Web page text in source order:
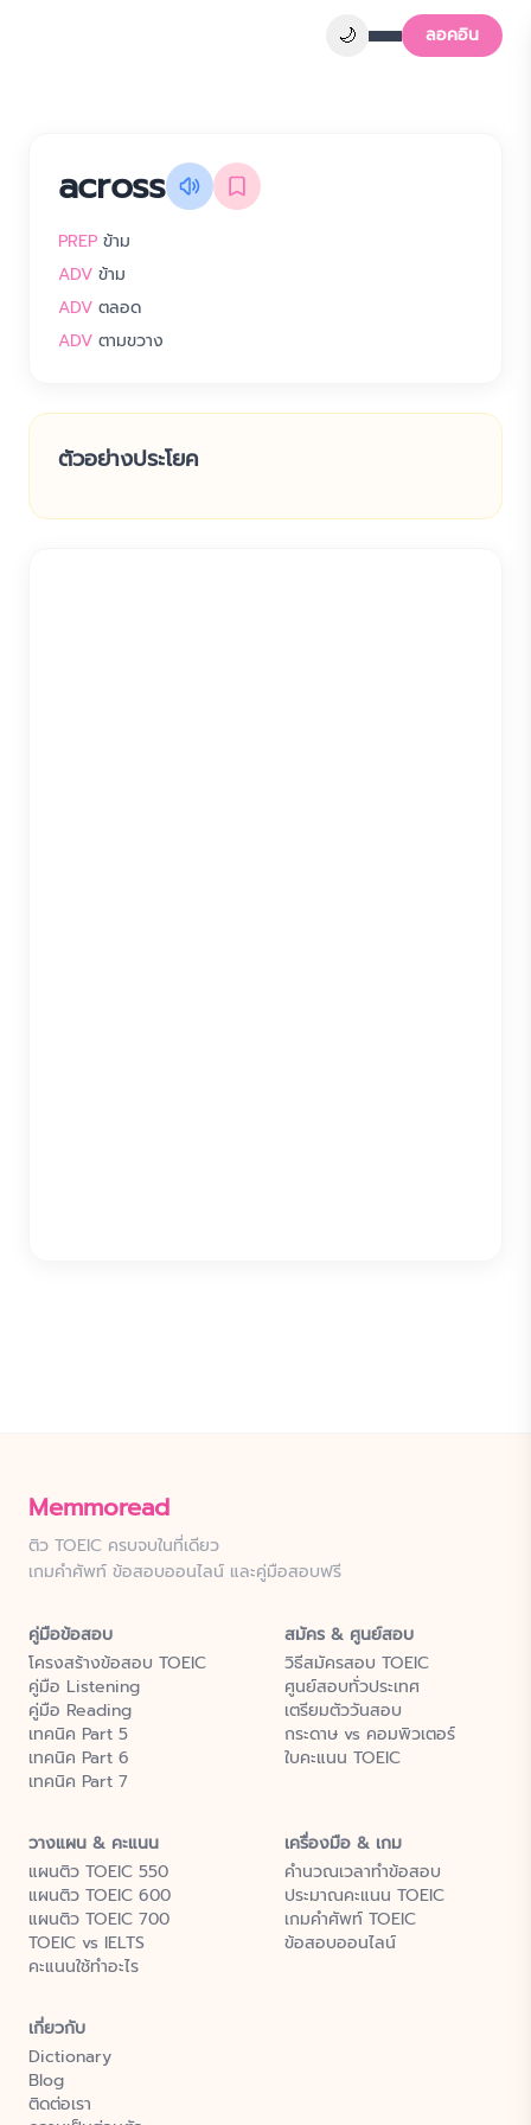
🌙 ลอคอิน
across
PREP ข้าม
ADV ข้าม
ADV ตลอด
ADV ตามขวาง
ตัวอย่างประโยค
Memmoread
ติว TOEIC ครบจบในที่เดียว
เกมคำศัพท์ ข้อสอบออนไลน์ และคู่มือสอบฟรี
คู่มือข้อสอบ
โครงสร้างข้อสอบ TOEIC
คู่มือ Listening
คู่มือ Reading
เทคนิค Part 5
เทคนิค Part 6
เทคนิค Part 7
สมัคร & ศูนย์สอบ
วิธีสมัครสอบ TOEIC
ศูนย์สอบทั่วประเทศ
เตรียมตัววันสอบ
กระดาษ vs คอมพิวเตอร์
ใบคะแนน TOEIC
วางแผน & คะแนน
แผนติว TOEIC 550
แผนติว TOEIC 600
แผนติว TOEIC 700
TOEIC vs IELTS
คะแนนใช้ทำอะไร
เครื่องมือ & เกม
คำนวณเวลาทำข้อสอบ
ประมาณคะแนน TOEIC
เกมคำศัพท์ TOEIC
ข้อสอบออนไลน์
เกี่ยวกับ
Dictionary
Blog
ติดต่อเรา